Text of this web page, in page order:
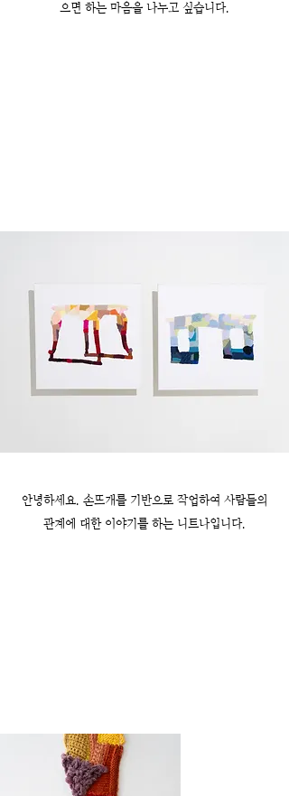
으면 하는 마음을 나누고 싶습니다.
안녕하세요. 손뜨개를 기반으로 작업하여 사람들의
관계에 대한 이야기를 하는 니트나입니다.